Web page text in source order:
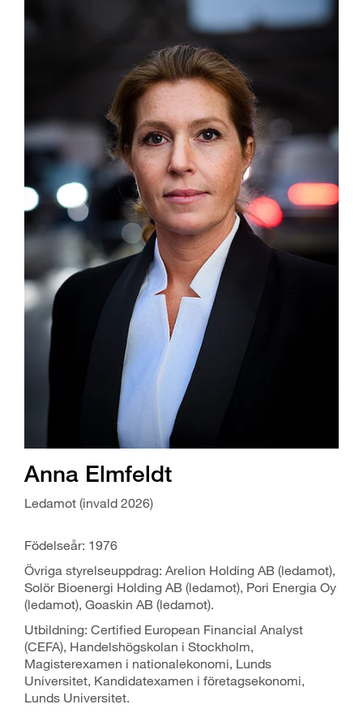
Anna Elmfeldt
Ledamot (invald 2026)
Födelseår: 1976
Övriga styrelseuppdrag: Arelion Holding AB (ledamot),
Solör Bioenergi Holding AB (ledamot), Pori Energia Oy
(ledamot), Goaskin AB (ledamot).
Utbildning: Certified European Financial Analyst
(CEFA), Handelshögskolan i Stockholm,
Magisterexamen i nationalekonomi, Lunds
Universitet, Kandidatexamen i företagsekonomi,
Lunds Universitet.